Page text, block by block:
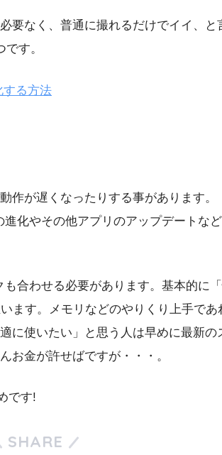
要なく、普通に撮れるだけでイイ、と
す。
する方法
作が遅くなったりする事があります。
化やその他アプリのアップデートなど
合わせる必要があります。基本的に
ます。メモリなどのやりくり上手であ
に使いたい」と思う人は早めに最新の
お金が許せばですが・・・。
です!
SHARE